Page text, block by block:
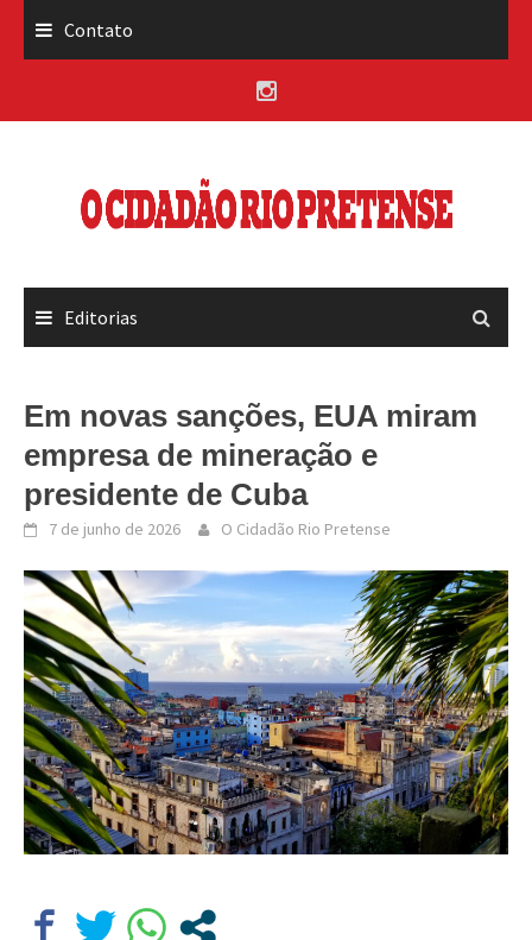
Contato
Editorias
Em novas sanções, EUA miram
empresa de mineração e
presidente de Cuba
7 de junho de 2026 O Cidadão Rio Pretense